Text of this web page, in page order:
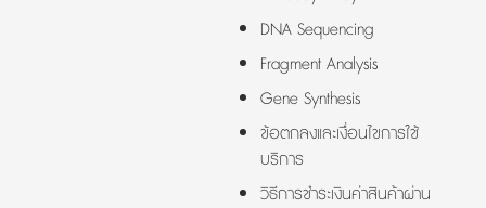
DNA Sequencing
Fragment Analysis
Gene Synthesis
ข้อตกลงและเงื่อนไขการใช้
บริการ
วิธีการชำระเงินค่าสินค้าผ่าน